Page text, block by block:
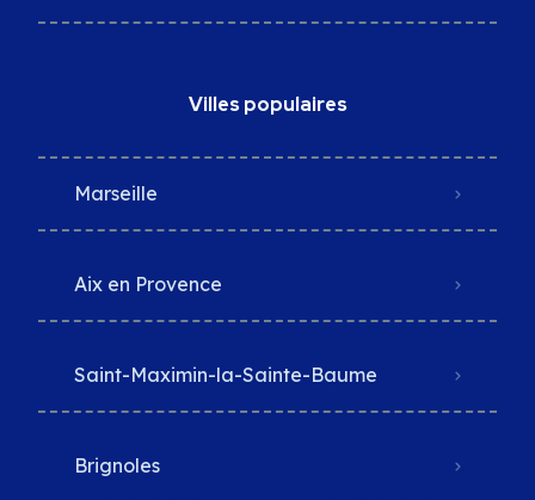
Villes populaires
Marseille
Aix en Provence
Saint-Maximin-la-Sainte-Baume
Brignoles